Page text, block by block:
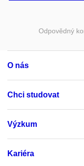
Odpovědný
O nás
Chci studovat
Výzkum
Kariéra